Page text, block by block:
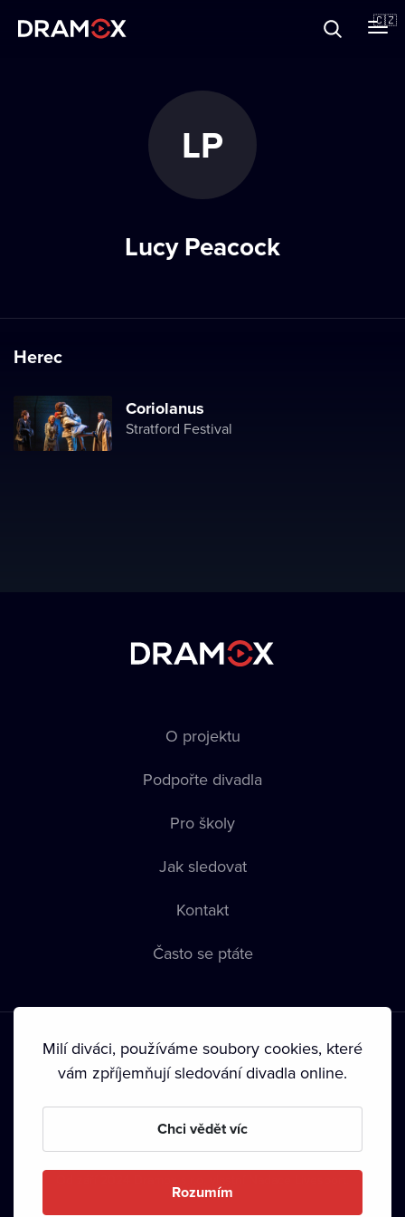
🇨🇿
LP
Lucy Peacock
Herec
Coriolanus
Stratford Festival
O projektu
Podpořte divadla
Pro školy
Jak sledovat
Kontakt
Často se ptáte
Podmínky používání • Ochrana soukromí • Zásady používání
• Autorská práva•
Milí diváci, používáme soubory cookies, které
vám zpříjemňují sledování divadla online.
Chci vědět víc
Rozumím